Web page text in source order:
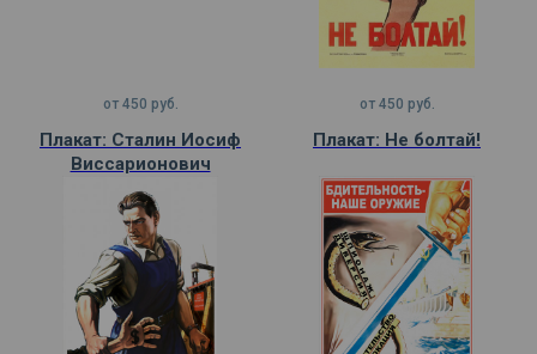
от 450 руб.
Плакат: Сталин Иосиф
Виссарионович
от 450 руб.
Плакат: Не болтай!